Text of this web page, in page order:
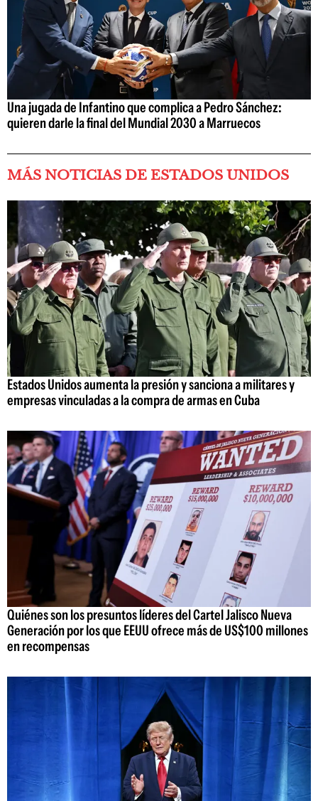
Una jugada de Infantino que complica a Pedro Sánchez:
quieren darle la final del Mundial 2030 a Marruecos
MÁS NOTICIAS DE ESTADOS UNIDOS
Estados Unidos aumenta la presión y sanciona a militares y
empresas vinculadas a la compra de armas en Cuba
Quiénes son los presuntos líderes del Cartel Jalisco Nueva
Generación por los que EEUU ofrece más de US$100 millones
en recompensas